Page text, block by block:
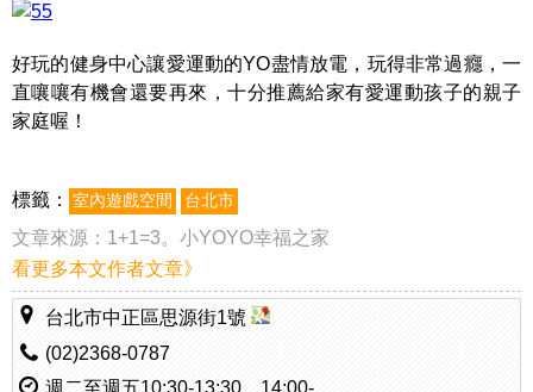
好玩的健身中心讓愛運動的YO盡情放電，玩得非常過癮，一
直嚷嚷有機會還要再來，十分推薦給家有愛運動孩子的親子
家庭喔！
標籤： 室內遊戲空間 台北市
文章來源： 1+1=3。小YOYO幸福之家
看更多本文作者文章》
台北市中正區思源街1號
(02)2368-0787
週二至週五10:30-13:30、14:00-